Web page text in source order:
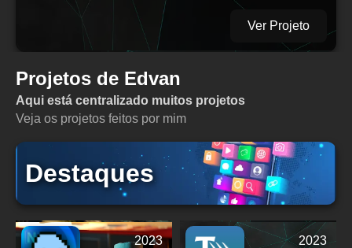
Ver Projeto
Projetos de Edvan
Aqui está centralizado muitos projetos
Veja os projetos feitos por mim
Destaques
2023
2023